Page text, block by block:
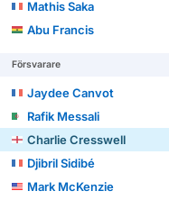
Mathis Saka
Abu Francis
Försvarare
Jaydee Canvot
Rafik Messali
Charlie Cresswell
Djibril Sidibé
Mark McKenzie